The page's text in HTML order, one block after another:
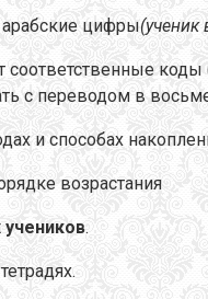
цифры(ученик
соответственные
с переводом в
и способах
возрастания
.